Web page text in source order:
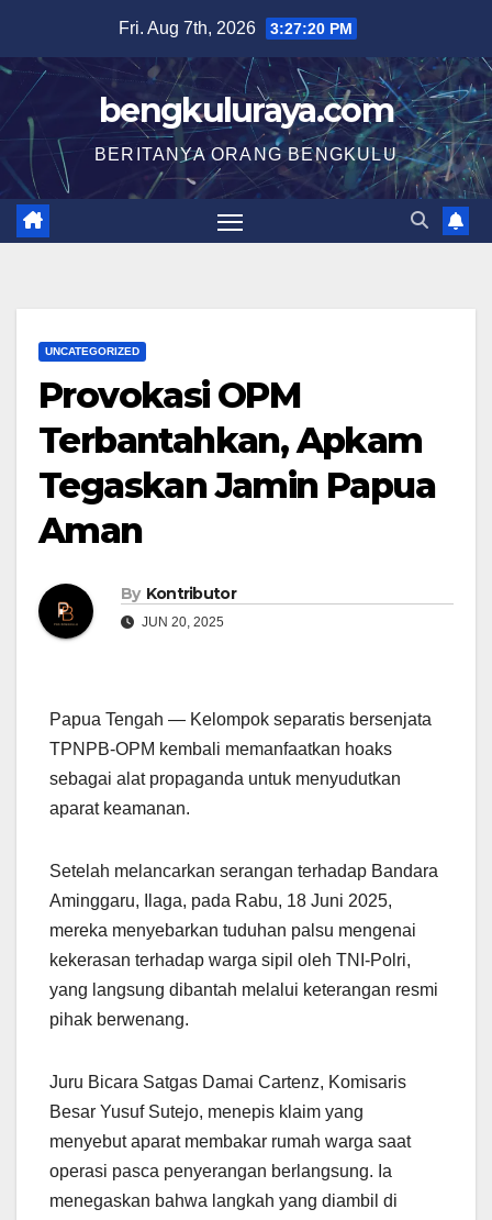
content
Fri. Aug 7th, 2026 3:27:20 PM
bengkuluraya.com
BERITANYA ORANG BENGKULU
UNCATEGORIZED
Provokasi OPM
Terbantahkan, Apkam
Tegaskan Jamin Papua
Aman
By Kontributor
JUN 20, 2025
Papua Tengah — Kelompok separatis bersenjata
TPNPB-OPM kembali memanfaatkan hoaks
sebagai alat propaganda untuk menyudutkan
aparat keamanan.
Setelah melancarkan serangan terhadap Bandara
Aminggaru, Ilaga, pada Rabu, 18 Juni 2025,
mereka menyebarkan tuduhan palsu mengenai
kekerasan terhadap warga sipil oleh TNI-Polri,
yang langsung dibantah melalui keterangan resmi
pihak berwenang.
Juru Bicara Satgas Damai Cartenz, Komisaris
Besar Yusuf Sutejo, menepis klaim yang
menyebut aparat membakar rumah warga saat
operasi pasca penyerangan berlangsung. Ia
menegaskan bahwa langkah yang diambil di